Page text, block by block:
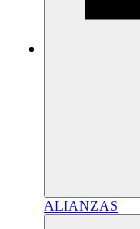
ALIANZAS